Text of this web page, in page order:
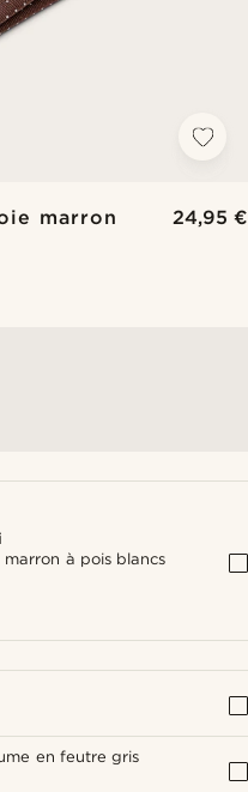
marron
24,95 €
à pois blancs
en feutre gris